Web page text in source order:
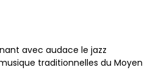
avec audace le jazz
traditionnelles du Moyen